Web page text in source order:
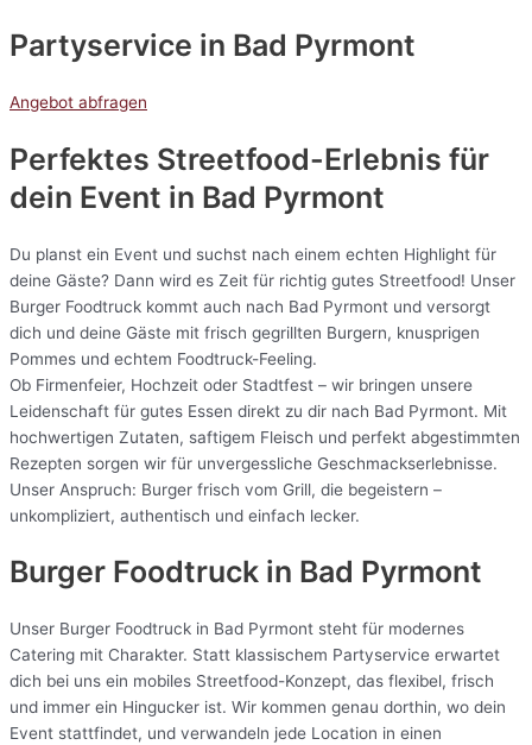
Partyservice in Bad Pyrmont
Angebot abfragen
Perfektes Streetfood-Erlebnis für
dein Event in Bad Pyrmont
Du planst ein Event und suchst nach einem echten Highlight für
deine Gäste? Dann wird es Zeit für richtig gutes Streetfood! Unser
Burger Foodtruck kommt auch nach Bad Pyrmont und versorgt
dich und deine Gäste mit frisch gegrillten Burgern, knusprigen
Pommes und echtem Foodtruck-Feeling.
Ob Firmenfeier, Hochzeit oder Stadtfest – wir bringen unsere
Leidenschaft für gutes Essen direkt zu dir nach Bad Pyrmont. Mit
hochwertigen Zutaten, saftigem Fleisch und perfekt abgestimmten
Rezepten sorgen wir für unvergessliche Geschmackserlebnisse.
Unser Anspruch: Burger frisch vom Grill, die begeistern –
unkompliziert, authentisch und einfach lecker.
Burger Foodtruck in Bad Pyrmont
Unser Burger Foodtruck in Bad Pyrmont steht für modernes
Catering mit Charakter. Statt klassischem Partyservice erwartet
dich bei uns ein mobiles Streetfood-Konzept, das flexibel, frisch
und immer ein Hingucker ist. Wir kommen genau dorthin, wo dein
Event stattfindet, und verwandeln jede Location in einen